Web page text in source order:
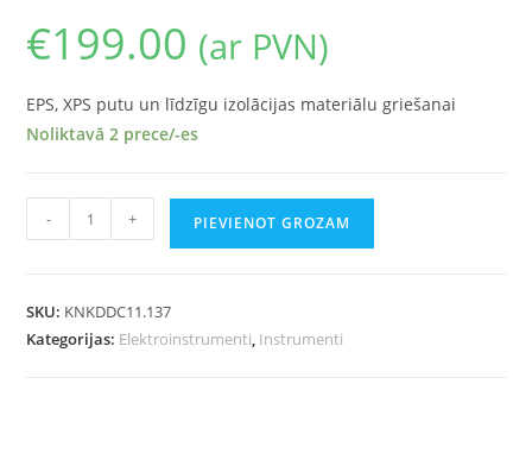
€199.00 (ar PVN)
EPS, XPS putu un līdzīgu izolācijas materiālu griešanai
Noliktavā 2 prece/-es
- + PIEVIENOT GROZAM
SKU: KNKDDC11.137
Kategorijas: Elektroinstrumenti, Instrumenti